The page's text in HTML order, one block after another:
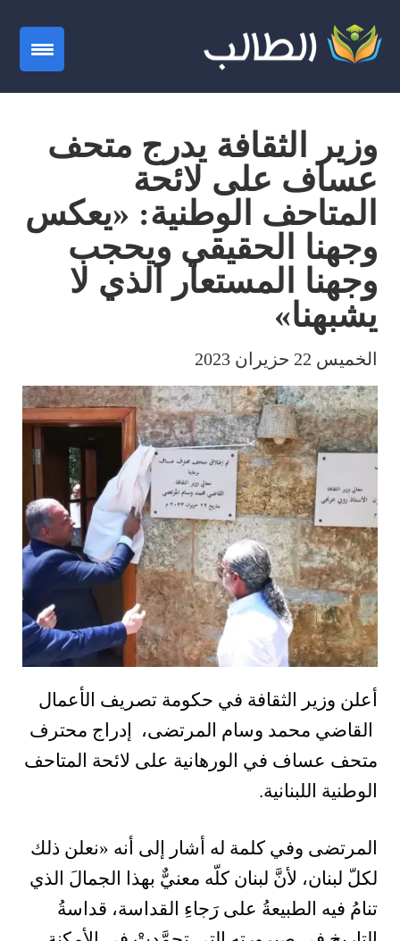
وزير الثقافة يدرج متحف
عساف على لائحة
المتاحف الوطنية: «يعكس
وجهنا الحقيقي ويحجب
وجهنا المستعار الذي لا
يشبهنا»
الخميس 22 حزيران 2023
أعلن وزير الثقافة في حكومة تصريف الأعمال
القاضي محمد وسام المرتضى، إدراج محترف
متحف عساف في الورهانية على لائحة المتاحف
الوطنية اللبنانية.
المرتضى وفي كلمة له أشار إلى أنه «نعلن ذلك
لكلّ لبنان، لأنَّ لبنان كلّه معنيٌّ بهذا الجمالَ الذي
تنامُ فيه الطبيعةُ على رَجاءِ القداسة، قداسةُ